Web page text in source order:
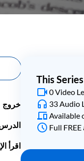
خروج
اقرأ
This
0 Video
33 Audio
Available
Full